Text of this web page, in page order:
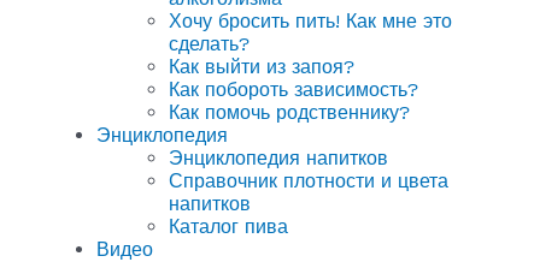
Хочу бросить пить! Как мне это
сделать?
Как выйти из запоя?
Как побороть зависимость?
Как помочь родственнику?
Энциклопедия
Энциклопедия напитков
Справочник плотности и цвета
напитков
Каталог пива
Видео